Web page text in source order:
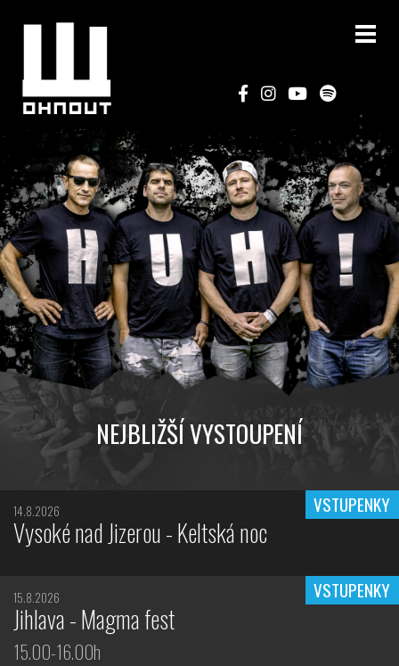
NEJBLIŽŠÍ VYSTOUPENÍ
14.8.2026
Vysoké nad Jizerou - Keltská noc
VSTUPENKY
15.8.2026
Jihlava - Magma fest
15.00-16.00h
VSTUPENKY